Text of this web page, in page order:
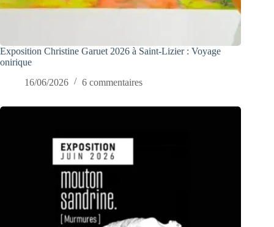
Exposition Christine Garuet 2026 à Saint-Lizier : Voyage
onirique
16/06/2026
6 commentaires